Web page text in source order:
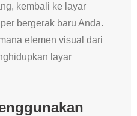
kembali ke layar
bergerak baru Anda.
elemen visual dari
layar